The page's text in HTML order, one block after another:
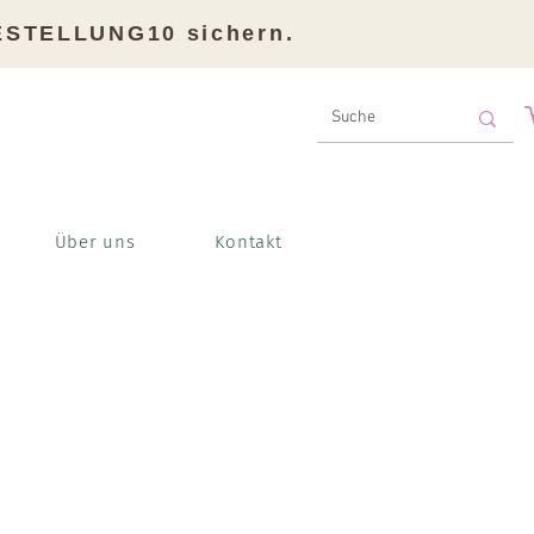
sichern.
Über uns Kontakt